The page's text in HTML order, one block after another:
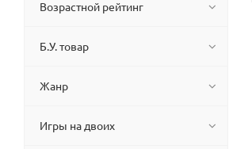
Возрастной рейтинг
Б.У. товар
Жанр
Игры на двоих